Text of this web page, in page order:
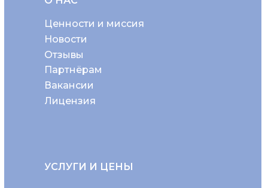
Ценности и миссия
Новости
Отзывы
Партнёрам
Вакансии
Лицензия
УСЛУГИ И ЦЕНЫ